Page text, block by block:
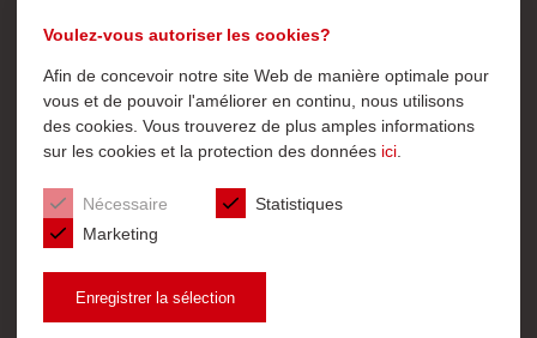
Voulez-vous autoriser les cookies?
Afin de concevoir notre site Web de manière optimale pour
vous et de pouvoir l'améliorer en continu, nous utilisons
des cookies. Vous trouverez de plus amples informations
sur les cookies et la protection des données ici.
Nécessaire
Statistiques
Marketing
Enregistrer la sélection
Service Export
Devenir membre
Page d’acceuil UCI cantonal